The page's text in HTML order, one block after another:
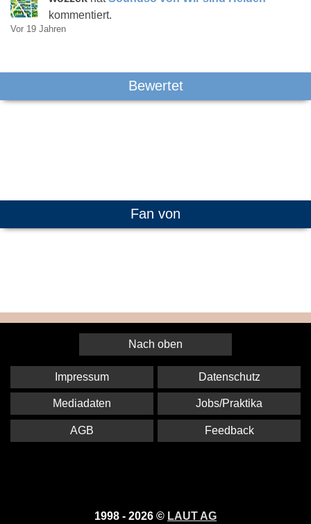
kommentiert.
Vor 19 Jahren
Bewertet
Fan von
Nach oben
1998 - 2026 © LAUT AG
Impressum Datenschutz
Mediadaten Jobs/Praktika
AGB Feedback